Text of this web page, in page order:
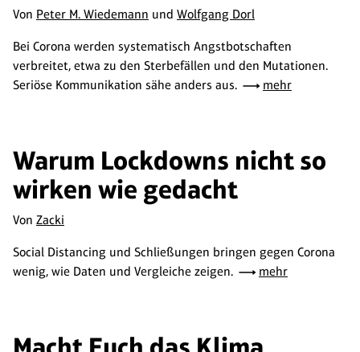
Von Peter M. Wiedemann und Wolfgang Dorl
Bei Corona werden systematisch Angstbotschaften
verbreitet, etwa zu den Sterbefällen und den Mutationen.
Seriöse Kommunikation sähe anders aus.
mehr
Warum Lockdowns nicht so
wirken wie gedacht
Von Zacki
Social Distancing und Schließungen bringen gegen Corona
wenig, wie Daten und Vergleiche zeigen.
mehr